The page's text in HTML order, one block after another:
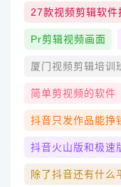
27款视频剪辑软
Pr剪辑视频画面
厦门视频剪辑培训
简单剪视频的软件
抖音只发作品能挣
抖音火山版和极速
除了抖音还有什么